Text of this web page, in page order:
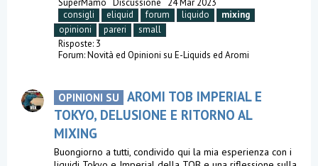
SuperMamo Discussione
24 Mar 2023
consigli
eliquid forum liquido
mixing
opinioni
pareri
small
Risposte: 3
Forum:Novità ed Opinioni su E-Liquids ed Aromi
OPINIONI SU
AROMI TOB IMPERIAL E
TOKYO, DELUSIONE E RITORNO AL
MIXING
Buongiorno a tutti, condivido qui la mia esperienza con i